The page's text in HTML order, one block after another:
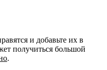
и добавьте их в
получиться большой
.